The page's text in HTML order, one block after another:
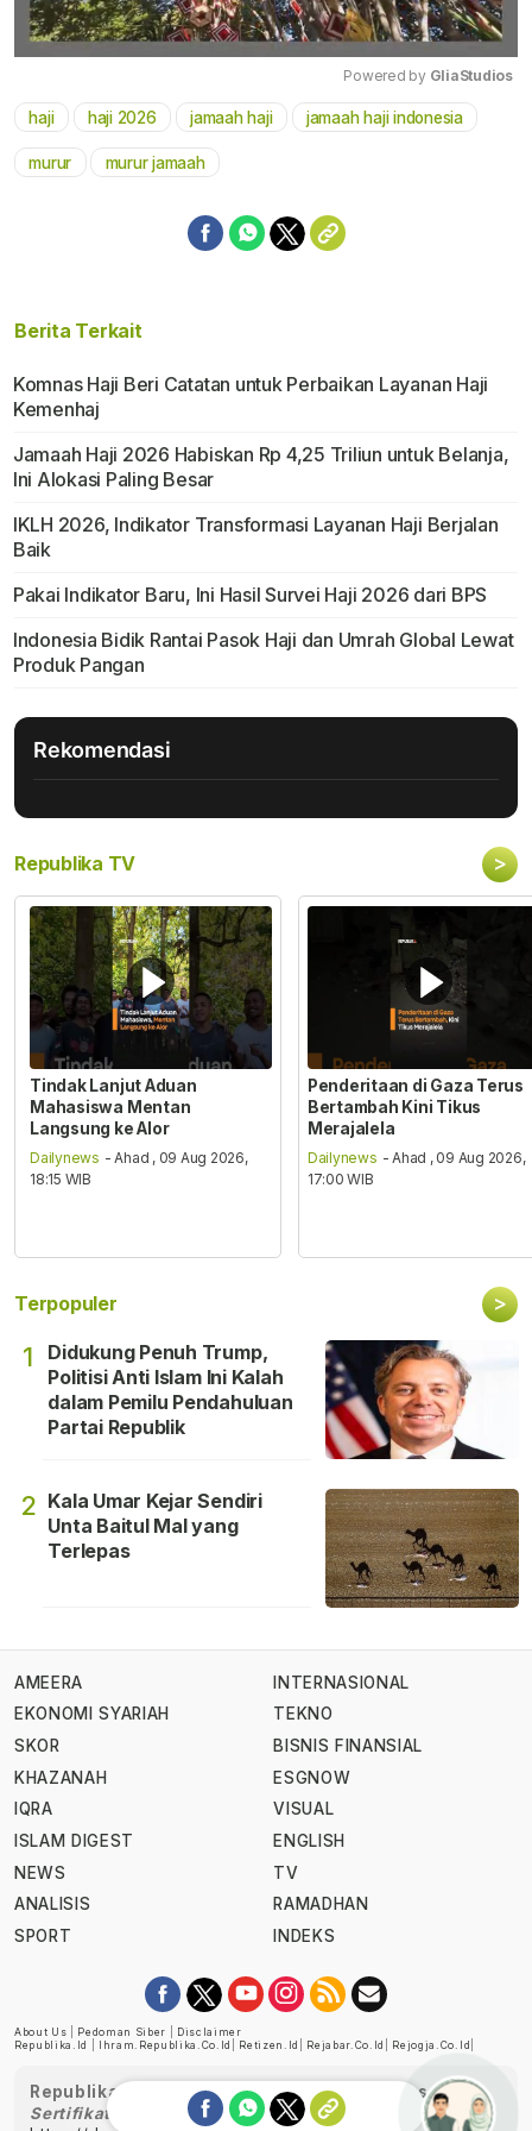
Mute
Powered by GliaStudios
haji haji 2026 jamaah haji jamaah haji indonesia
murur murur jamaah
Berita Terkait
Komnas Haji Beri Catatan untuk Perbaikan Layanan Haji
Kemenhaj
Jamaah Haji 2026 Habiskan Rp 4,25 Triliun untuk Belanja,
Ini Alokasi Paling Besar
IKLH 2026, Indikator Transformasi Layanan Haji Berjalan
Baik
Pakai Indikator Baru, Ini Hasil Survei Haji 2026 dari BPS
Indonesia Bidik Rantai Pasok Haji dan Umrah Global Lewat
Produk Pangan
Rekomendasi
Republika TV >
Tindak Lanjut Aduan
Mahasiswa Mentan
Langsung ke Alor
Dailynews - Ahad , 09 Aug 2026,
18:15 WIB
Penderitaan di Gaza Terus
Bertambah Kini Tikus
Merajalela
Dailynews - Ahad , 09 Aug 2026,
17:00 WIB
Terpopuler >
1
Didukung Penuh Trump,
Politisi Anti Islam Ini Kalah
dalam Pemilu Pendahuluan
Partai Republik
2 Kala Umar Kejar Sendiri
Unta Baitul Mal yang
Terlepas
AMEERA
EKONOMI SYARIAH
SKOR
KHAZANAH
IQRA
ISLAM DIGEST
NEWS
ANALISIS
SPORT
INTERNASIONAL
TEKNO
BISNIS FINANSIAL
ESGNOW
VISUAL
ENGLISH
TV
RAMADHAN
INDEKS
About Us Pedoman Siber
Disclaimer
Republika.id
Ihram.republika.co.id Retizen.id Rejabar.co.id Rejogja.co.id
Republika telah diverifikasi oleh Dewan Pers
Sertifikat Nomor 1058/DP-Verifikasi/K/XII/2022